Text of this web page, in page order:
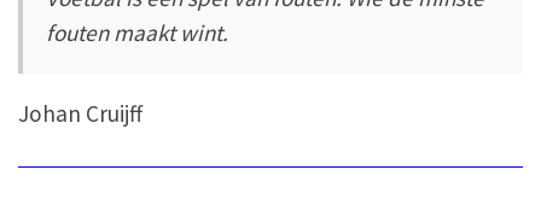
fouten maakt wint.
Johan Cruijff